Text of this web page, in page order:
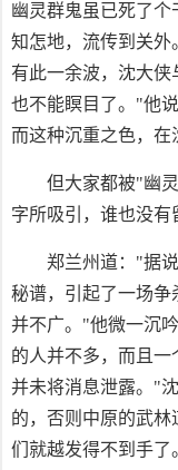
幽灵群鬼虽已死了
知怎地，流传到关
有此一余波，沈大侠
也不能瞑目了。"他
而这种沉重之色，在
但大家都被"幽
字所吸引，谁也没有
郑兰州道："据
秘谱，引起了一场争
并不广。"他微一沉
的人并不多，而且一
并未将消息泄露。"
的，否则中原的武
们就越发得不到手